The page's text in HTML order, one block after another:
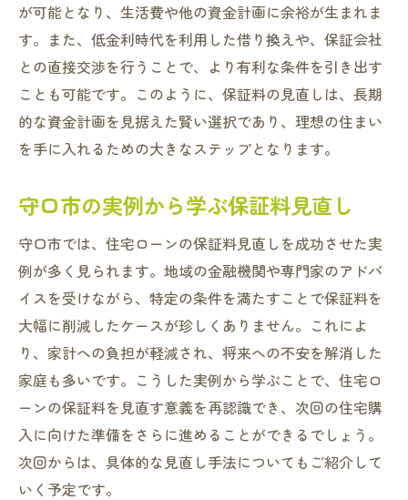
が可能となり、生活費や他の資金計画に余裕が生まれま
す。また、低金利時代を利用した借り換えや、保証会社
との直接交渉を行うことで、より有利な条件を引き出す
ことも可能です。このように、保証料の見直しは、長期
的な資金計画を見据えた賢い選択であり、理想の住まい
を手に入れるための大きなステップとなります。
守口市の実例から学ぶ保証料見直し
守口市では、住宅ローンの保証料見直しを成功させた実
例が多く見られます。地域の金融機関や専門家のアドバ
イスを受けながら、特定の条件を満たすことで保証料を
大幅に削減したケースが珍しくありません。これによ
り、家計への負担が軽減され、将来への不安を解消した
家庭も多いです。こうした実例から学ぶことで、住宅ロ
ーンの保証料を見直す意義を再認識でき、次回の住宅購
入に向けた準備をさらに進めることができるでしょう。
次回からは、具体的な見直し手法についてもご紹介して
いく予定です。